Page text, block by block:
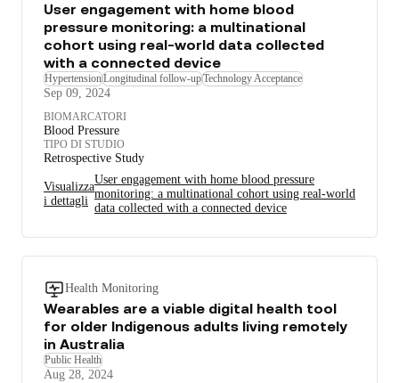
User engagement with home blood
pressure monitoring: a multinational
cohort using real-world data collected
with a connected device
HypertensionLongitudinal follow-upTechnology Acceptance
Sep 09, 2024
BIOMARCATORI
Blood Pressure
TIPO DI STUDIO
Retrospective Study
Visualizza
i dettagli
User engagement with home blood pressure
monitoring: a multinational cohort using real-world
data collected with a connected device
Health Monitoring
Wearables are a viable digital health tool
for older Indigenous adults living remotely
in Australia
Public Health
Aug 28, 2024